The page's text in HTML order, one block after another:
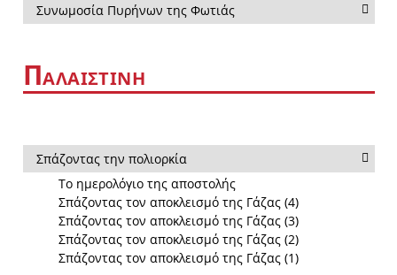
Συνωμοσία Πυρήνων της Φωτιάς
ΠΑΛΑΙΣΤΙΝΗ
Σπάζοντας την πολιορκία
Το ημερολόγιο της αποστολής
Σπάζοντας τον αποκλεισμό της Γάζας (4)
Σπάζοντας τον αποκλεισμό της Γάζας (3)
Σπάζοντας τον αποκλεισμό της Γάζας (2)
Σπάζοντας τον αποκλεισμό της Γάζας (1)